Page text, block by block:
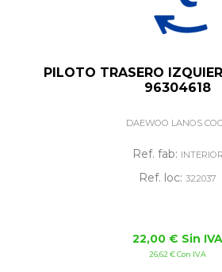
PILOTO TRASERO
96304618
DAEWOO LANOS
Ref. fab: INTERIOR
Ref. loc: 322037
22,00 € Sin IVA
26,62 € Con IVA